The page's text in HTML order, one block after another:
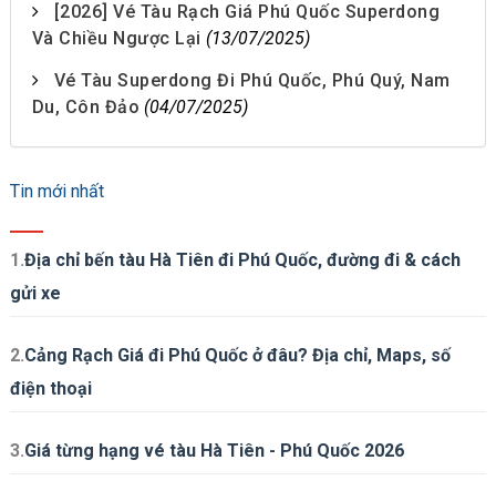
[2026] Vé Tàu Rạch Giá Phú Quốc Superdong
Và Chiều Ngược Lại (13/07/2025)
Vé Tàu Superdong Đi Phú Quốc, Phú Quý, Nam
Du, Côn Đảo (04/07/2025)
Tin mới nhất
1.Địa chỉ bến tàu Hà Tiên đi Phú Quốc, đường đi & cách
gửi xe
2.Cảng Rạch Giá đi Phú Quốc ở đâu? Địa chỉ, Maps, số
điện thoại
3.Giá từng hạng vé tàu Hà Tiên - Phú Quốc 2026